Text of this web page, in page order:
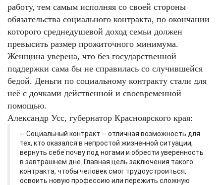
работу, тем самым исполняя со своей стороны
обязательства социального контракта, по окончании
которого среднедушевой доход семьи должен
превысить размер прожиточного минимума.
Женщина уверена, что без государственной
поддержки сама бы не справилась со случившейся
бедой. Деньги по социальному контракту стали для
неё с дочками действенной и своевременной
помощью.
Александр Усс, губернатор Красноярского края:
-- Социальный контракт -- отличная возможность для
тех, кто оказался в непростой жизненной ситуации,
вернуть себе почву под ногами и обрести уверенность
в завтрашнем дне. Главная цель заключения такого
контракта, чтобы человек смог трудоустроиться,
освоить новую профессию или пережить сложную